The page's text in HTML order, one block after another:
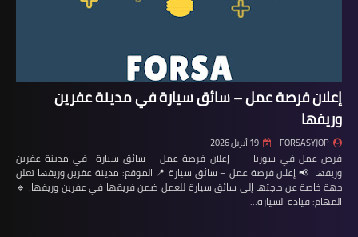
إعلان فرصة عمل – سائق سيارة في مدينة عفرين
وريفها
FORSASYJOP 19 أبريل 2026
فرص عمل في سوريا إعلان فرصة عمل – سائق سيارة في مدينة عفرين
وريفها 📢 إعلان فرصة عمل – سائق سيارة 📍 الموقع: مدينة عفرين وريفها تعلن
جهة خاصة عن حاجتها إلى سائق سيارة للعمل ضمن فريقها في عفرين وريفها. 🔹
المهام: قيادة السيارة…